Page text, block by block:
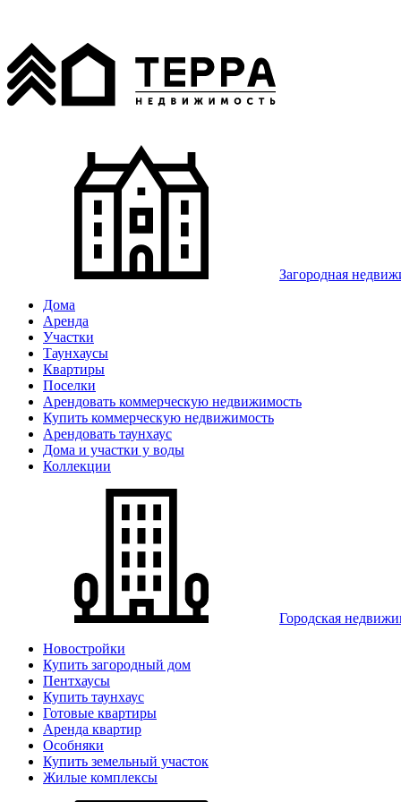
Загородная
Дома
Аренда
Участки
Таунхаусы
Квартиры
Поселки
Арендовать коммерческую недвижимость
Купить коммерческую недвижимость
Арендовать таунхаус
Дома и участки у воды
Коллекции
Городская
Новостройки
Купить загородный дом
Пентхаусы
Купить таунхаус
Готовые квартиры
Аренда квартир
Особняки
Купить земельный участок
Жилые комплексы